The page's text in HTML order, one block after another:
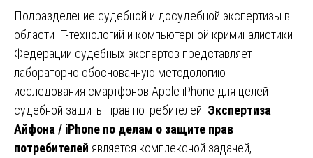
Подразделение судебной и досудебной экспертизы в
области IT-технологий и компьютерной криминалистики
Федерации судебных экспертов представляет
лабораторно обоснованную методологию
исследования смартфонов Apple iPhone для целей
судебной защиты прав потребителей. Экспертиза
Айфона / iPhone по делам о защите прав
потребителей является комплексной задачей,